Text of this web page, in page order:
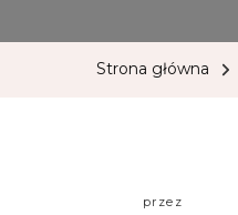
Strona główna
przez